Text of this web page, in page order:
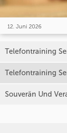
12. Juni 2026
Telefontraining
Telefontraining
Souverän Und